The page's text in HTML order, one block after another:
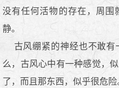
没有任何活物的存在，周围
静。
古风绷紧的神经也不敢有
么，古风心中有一种感觉，
了，而且那东西，似乎很危险